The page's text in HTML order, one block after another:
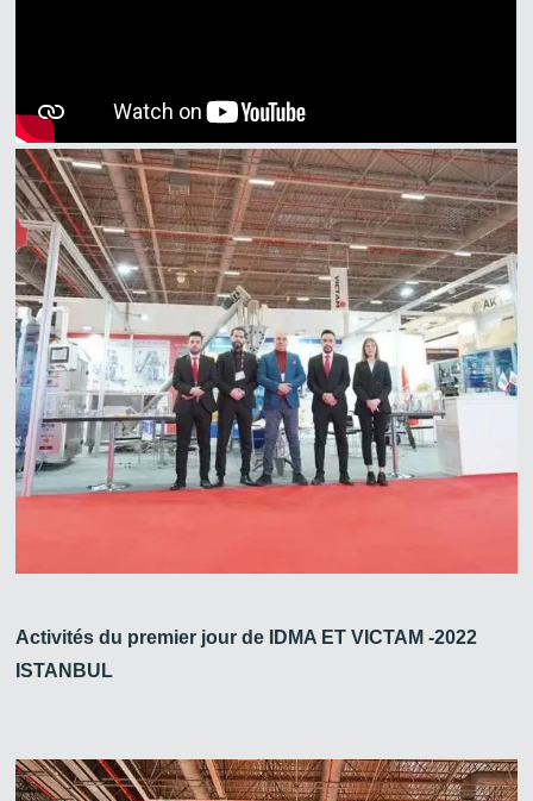
Activités du premier jour de IDMA ET VICTAM -2022
ISTANBUL